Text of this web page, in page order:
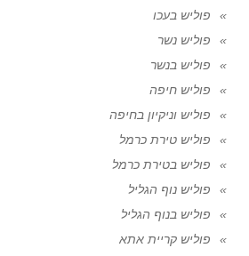
פוליש בעכו
פוליש נשר
פוליש בנשר
פוליש חיפה
פוליש וניקיון בחיפה
פוליש טירת כרמל
פוליש בטירת כרמל
פוליש נוף הגליל
פוליש בנוף הגליל
פוליש קריית אתא